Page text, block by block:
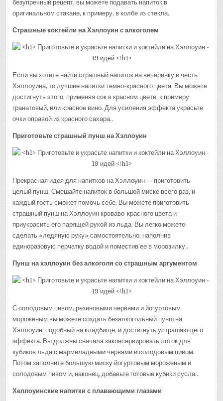
безупречный рецепт, вы можете подавать напиток в
оригинальном стакане, к примеру, в колбе из стекла..
Страшные коктейли на Хэллоуин с алкоголем
Если вы хотите найти страшный напиток на вечеринку в честь
Хэллоуина, то лучшие напитки темно-красного цвета. Вы можете
достигнуть этого, применяя сок в красном цвете, к примеру
гранатовый, или красное вино. Для усиления эффекта украсьте
очки оправой из красного сахара..
Приготовьте страшный пунш на Хэллоуин
Прекрасная идея для напитков на Хэллоуин — приготовить
целый пунш. Смешайте напиток в большой миске всего раз, и
каждый гость сможет помочь себе. Вы можете приготовить
страшный пунш на Хэллоуин кроваво-красного цвета и
приукрасить его парящей рукой из льда. Вы легко можете
сделать «ледяную руку» самостоятельно, наполнив
единоразовую перчатку водой и поместив ее в морозилку..
Пунш на хэллоуин без алкоголя со страшным аргументом
С солодовым пивом, резиновыми червями и йогуртовым
мороженым вы можете создать безалкогольный пунш на
Хэллоуин, подобный на кладбище, и достигнуть устрашающего
эффекта. Вы должны сначала законсервировать лоток для
кубиков льда с мармеладными червями и солодовым пивом.
Потом заполните большую миску йогуртовым мороженым и
солодовым пивом и, наконец, добавьте готовые кубики сусла..
Хеллоуинские напитки с плавающими глазами